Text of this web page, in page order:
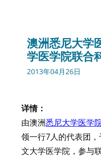
澳洲悉尼大学
学医学院联合
2013年04月26日
详情：
由澳洲悉尼大学医学
领一行7人的代表团
文大学医学院，参与